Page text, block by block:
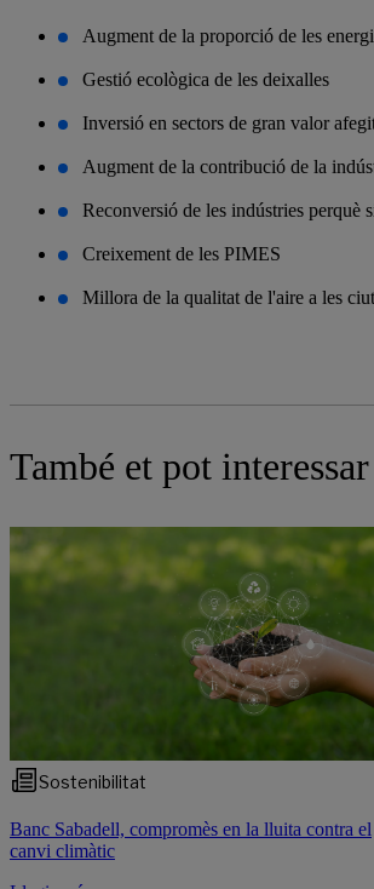
Augment de la proporció de les
Gestió ecològica de les deixalles
Inversió en sectors de gran valor
Augment de la contribució de la
Reconversió de les indústries perquè
Creixement de les PIMES
Millora de la qualitat de l'aire a les
També et pot interessar
Sostenibilitat
Banc Sabadell, compromès en la lluita contra el
canvi climàtic